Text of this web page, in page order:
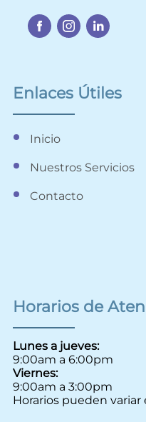
Enlaces Útiles
Inicio
Nuestros Servicios
Contacto
Horarios de
Lunes a jueves:
9:00am a 6:00pm
Viernes:
9:00am a 3:00pm
Horarios pueden variar